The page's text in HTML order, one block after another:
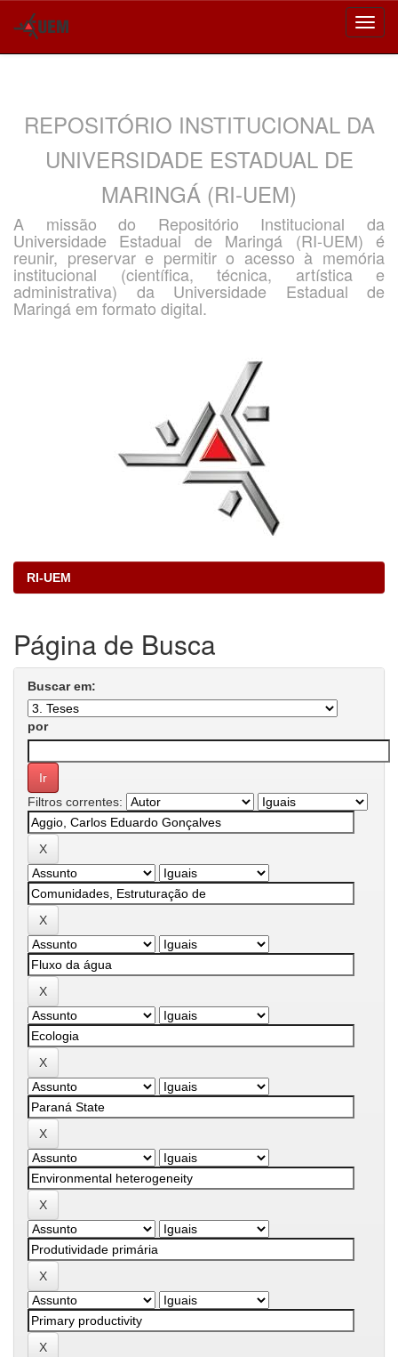
REPOSITÓRIO INSTITUCIONAL DA
UNIVERSIDADE ESTADUAL DE
MARINGÁ (RI-UEM)
A missão do Repositório Institucional da
Universidade Estadual de Maringá (RI-UEM) é
reunir, preservar e permitir o acesso à memória
institucional (científica, técnica, artística e
administrativa) da Universidade Estadual de
Maringá em formato digital.
RI-UEM
Página de Busca
Buscar em:
por
Filtros correntes: